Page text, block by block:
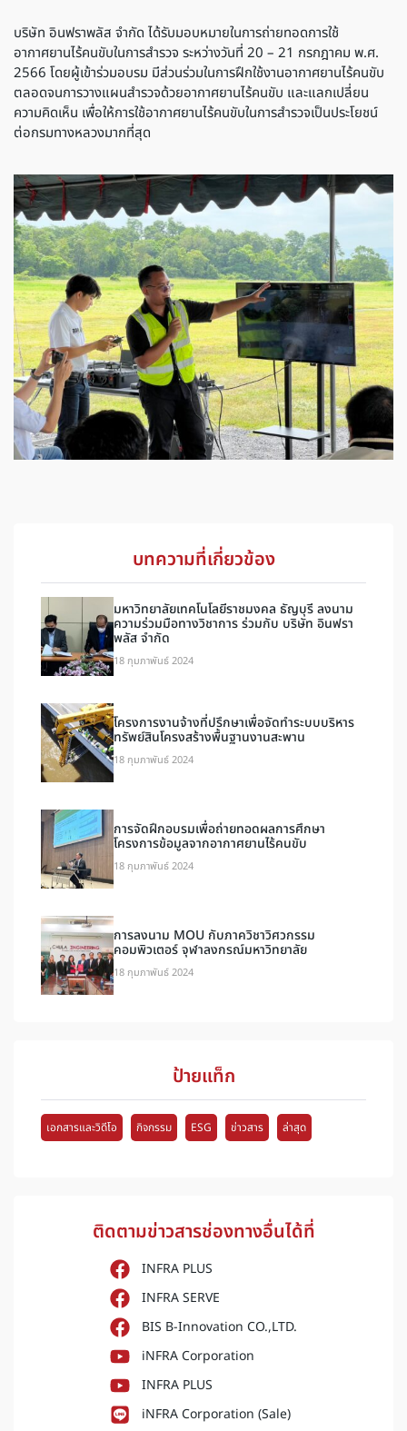
บริษัท อินฟราพลัส จำกัด ได้รับมอบหมายในการถ่ายทอดการใช้
อากาศยานไร้คนขับในการสำรวจ ระหว่างวันที่ 20 – 21 กรกฎาคม พ.ศ.
2566 โดยผู้เข้าร่วมอบรม มีส่วนร่วมในการฝึกใช้งานอากาศยานไร้คนขับ
ตลอดจนการวางแผนสำรวจด้วยอากาศยานไร้คนขับ และแลกเปลี่ยน
ความคิดเห็น เพื่อให้การใช้อากาศยานไร้คนขับในการสำรวจเป็นประโยชน์
ต่อกรมทางหลวงมากที่สุด
บทความที่เกี่ยวข้อง
มหาวิทยาลัยเทคโนโลยีราชมงคล ธัญบุรี ลงนาม
ความร่วมมือทางวิชาการ ร่วมกับ บริษัท อินฟรา
พลัส จำกัด
18 กุมภาพันธ์ 2024
โครงการงานจ้างที่ปรึกษาเพื่อจัดทำระบบบริหาร
ทรัพย์สินโครงสร้างพื้นฐานงานสะพาน
18 กุมภาพันธ์ 2024
การจัดฝึกอบรมเพื่อถ่ายทอดผลการศึกษา
โครงการข้อมูลจากอากาศยานไร้คนขับ
18 กุมภาพันธ์ 2024
การลงนาม MOU กับภาควิชาวิศวกรรม
คอมพิวเตอร์ จุฬาลงกรณ์มหาวิทยาลัย
18 กุมภาพันธ์ 2024
ป้ายแท็ก
เอกสารและวิดีโอ กิจกรรม ESG ข่าวสาร ล่าสุด
ติดตามข่าวสารช่องทางอื่นได้ที่
INFRA PLUS
INFRA SERVE
BIS B-Innovation CO.,LTD.
iNFRA Corporation
INFRA PLUS
iNFRA Corporation (Sale)